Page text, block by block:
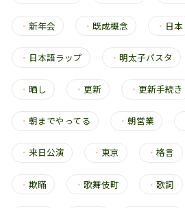
・ 新年会 ・既成概念 ・ 日本
・ 日本語ラップ ・明太子パスタ
・ 晒し ・ 更新 ・ 更新手続き
・ 朝までやってる ・朝営業
・ 来日公演 ・ 東京 ・格言
・ 欺瞞 ・歌舞伎町 ・歌詞